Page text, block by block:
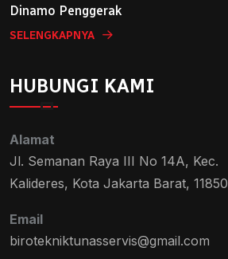
Dinamo Penggerak
SELENGKAPNYA
HUBUNGI KAMI
Alamat
Jl. Semanan Raya III No 14A, Kec.
Kalideres, Kota Jakarta Barat, 11850
Email
birotekniktunasservis@gmail.com